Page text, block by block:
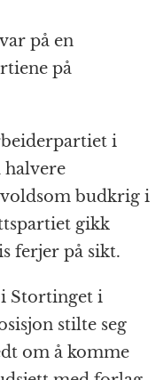
på en
på
i
halvere
budkrig i
gikk
ferjer på sikt.
Stortinget i
stilte seg
om å komme